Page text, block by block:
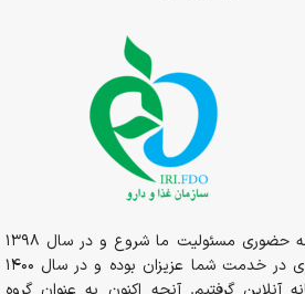
از سال 1394در قالب داروخانه حضوری مسئولیت ما شروع و در سال 1398
داروخانه به صورت شبانه روزی در خدمت شما عزیزان بوده و در سال 1400